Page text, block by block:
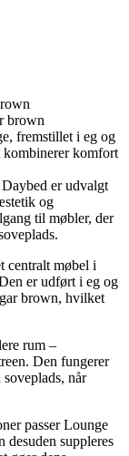
fremstillet i eg og
komfort
er udvalgt
og
til møbler, der
centralt møbel i
er udført i eg og
brown, hvilket
rum –
Den fungerer
når
passer Lounge
suppleres